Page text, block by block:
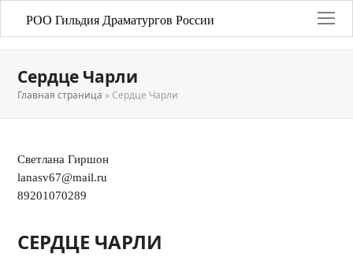
РОО Гильдия Драматургов России
Сердце Чарли
Главная страница » Сердце Чарли
Светлана Гиршон
lanasv67@mail.ru
89201070289
СЕРДЦЕ ЧАРЛИ